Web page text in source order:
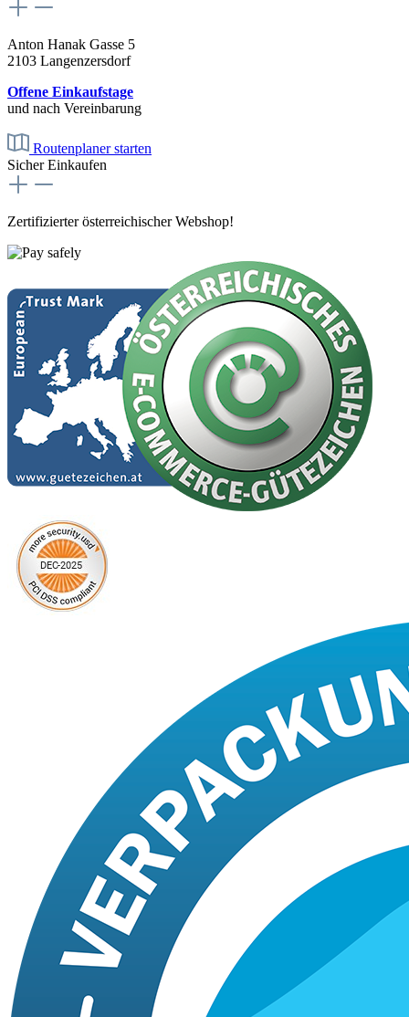
Anton Hanak Gasse 5
2103 Langenzersdorf
Offene Einkaufstage
und nach Vereinbarung
Routenplaner starten
Sicher Einkaufen
Zertifizierter österreichischer Webshop!